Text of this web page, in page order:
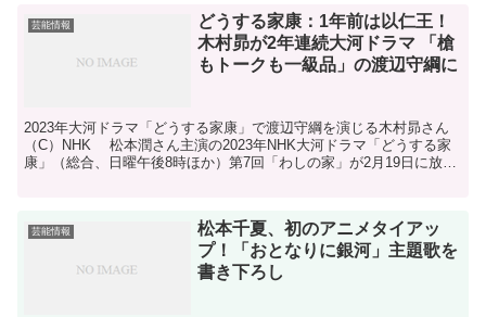
芸能情報
どうする家康：1年前は以仁王！
木村昴が2年連続大河ドラマ 「槍
もトークも一級品」の渡辺守綱に
2023年大河ドラマ「どうする家康」で渡辺守綱を演じる木村昴さん
（C）NHK 松本潤さん主演の2023年NHK大河ドラマ「どうする家
康」（総合、日曜午後8時ほか）第7回「わしの家」が2月19日に放送
芸能情報
松本千夏、初のアニメタイアッ
プ！「おとなりに銀河」主題歌を
書き下ろし